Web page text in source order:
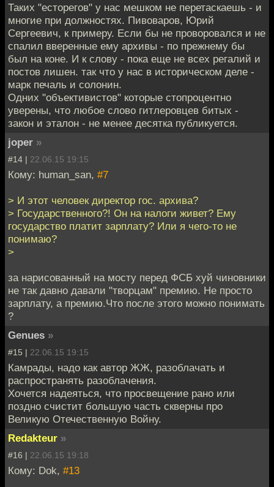
Таких "есторегов" у нас мешком не перетаскаешь - и
многие при должностях. Пивоваров, Юрий
Сергеевич, к примеру. Если бы не проворовался и не
спалил вверенные ему архивы - по прежнему бы
был на коне. И к слову - пока еще не всех регалий и
постов лишен. так что у нас в историческом деле -
марк печаль и солонин.
Одних "объективистов" которые стопроцентно
уверены, что любое слово гитлеровцев битых -
закон и эталон - не менее десятка публикуется.
joper »
#14 | 22.06.15 19:15
Кому: human_san, #7
> И этот человек директор гос. архива?
> Государственного?! Он на налоги живет? Ему
государство платит зарплату? Или я чего-то не
понимаю?
>
за нарисованный на мосту перед ФСБ хуй чиновники
не так давно давали "творцам" премию. Не просто
зарплату, а премию.Что после этого можно понимать
?
Genues »
#15 | 22.06.15 19:15
Камрады, надо как автор ЖЖ, разоблачать и
распространять разоблачения.
Хочется надеяться, что просвещение рано или
поздно счистит большую часть скверны про
Великую Отечественную Войну.
Redakteur »
#16 | 22.06.15 19:18
Кому: Dok, #13